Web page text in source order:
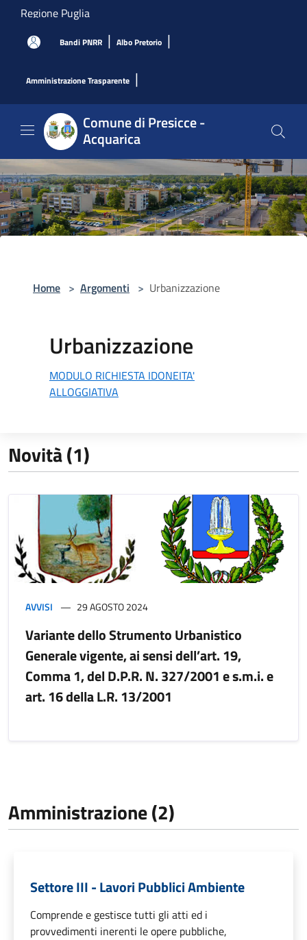
Salta al contenuto principale
Regione Puglia
Bandi PNRR | Albo Pretorio |
Amministrazione Trasparente |
Comune di Presicce -
Acquarica
Home > Argomenti > Urbanizzazione
Urbanizzazione
MODULO RICHIESTA IDONEITA'
ALLOGGIATIVA
Novità (1)
AVVISI 29 AGOSTO 2024
Variante dello Strumento Urbanistico
Generale vigente, ai sensi dell’art. 19,
Comma 1, del D.P.R. N. 327/2001 e s.m.i. e
art. 16 della L.R. 13/2001
Amministrazione (2)
Settore III - Lavori Pubblici Ambiente
Comprende e gestisce tutti gli atti ed i
provvedimenti inerenti le opere pubbliche,